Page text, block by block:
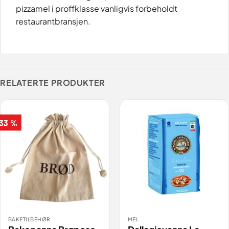
pizzamel i proffklasse vanligvis forbeholdt
restaurantbransjen.
RELATERTE PRODUKTER
%
BAKETILBEHØR MEL